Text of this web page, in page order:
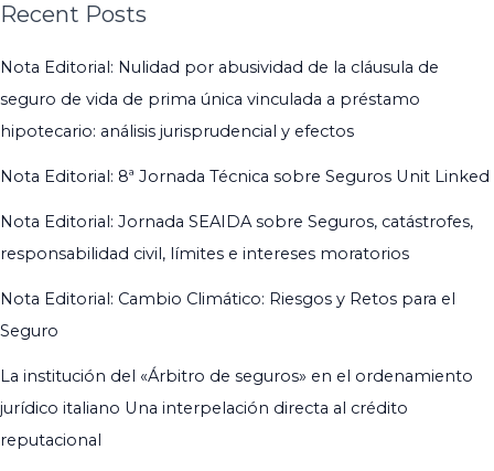
Recent Posts
Nota Editorial: Nulidad por abusividad de la cláusula de
seguro de vida de prima única vinculada a préstamo
hipotecario: análisis jurisprudencial y efectos
Nota Editorial: 8ª Jornada Técnica sobre Seguros Unit Linked
Nota Editorial: Jornada SEAIDA sobre Seguros, catástrofes,
responsabilidad civil, límites e intereses moratorios
Nota Editorial: Cambio Climático: Riesgos y Retos para el
Seguro
La institución del «Árbitro de seguros» en el ordenamiento
jurídico italiano Una interpelación directa al crédito
reputacional